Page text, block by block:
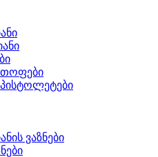
თოფები
პისტოლეტები
ვაზნები